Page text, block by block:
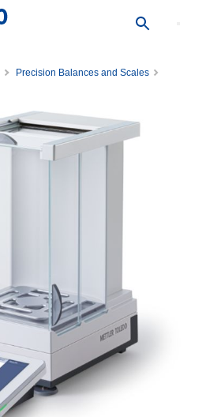
Precision Balances and Scales